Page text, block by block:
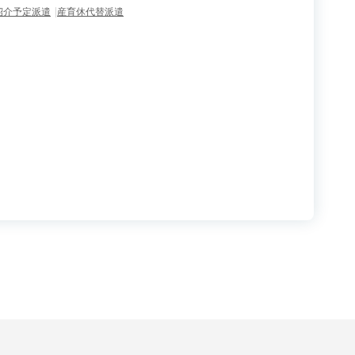
介予定派遣 産育休代替派遣